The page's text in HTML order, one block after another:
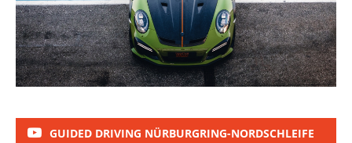
GUIDED DRIVING NÜRBURGRING-NORDSCHLEIFE